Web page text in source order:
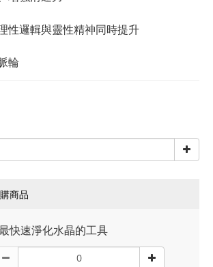
性邏輯與靈性精神同時提升
輪
商品
快速淨化水晶的工具